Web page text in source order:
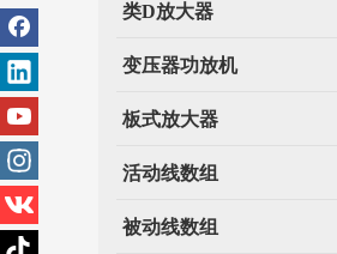
类D放大器
变压器功放机
板式放大器
活动线数组
被动线数组